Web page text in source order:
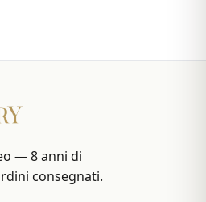
— 8 anni di
consegnati.